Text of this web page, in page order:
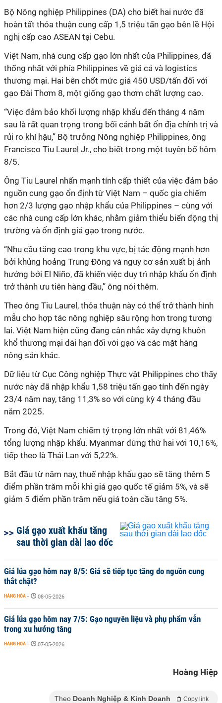
Bộ Nông nghiệp Philippines (DA) cho biết hai nước đã
hoàn tất thỏa thuận cung cấp 1,5 triệu tấn gạo bên lề Hội
nghị cấp cao ASEAN tại Cebu.
Việt Nam, nhà cung cấp gạo lớn nhất của Philippines, đã
thống nhất với phía Philippines về giá cả và logistics
thương mại. Hai bên chốt mức giá 450 USD/tấn đối với
gạo Đài Thơm 8, một giống gạo thơm chất lượng cao.
“Việc đảm bảo khối lượng nhập khẩu đến tháng 4 năm
sau là rất quan trọng trong bối cảnh bất ổn địa chính trị và
rủi ro khí hậu,” Bộ trưởng Nông nghiệp Philippines, ông
Francisco Tiu Laurel Jr., cho biết trong một tuyên bố hôm
8/5.
Ông Tiu Laurel nhấn mạnh tính cấp thiết của việc đảm bảo
nguồn cung gạo ổn định từ Việt Nam – quốc gia chiếm
hơn 2/3 lượng gạo nhập khẩu của Philippines – cùng với
các nhà cung cấp lớn khác, nhằm giảm thiểu biến động thị
trường và ổn định giá gạo trong nước.
“Nhu cầu tăng cao trong khu vực, bị tác động mạnh hơn
bởi khủng hoảng Trung Đông và nguy cơ sản xuất bị ảnh
hưởng bởi El Niño, đã khiến việc duy trì nhập khẩu ổn định
trở thành ưu tiên hàng đầu,” ông nói thêm.
Theo ông Tiu Laurel, thỏa thuận này có thể trở thành hình
mẫu cho hợp tác nông nghiệp sâu rộng hơn trong tương
lai. Việt Nam hiện cũng đang cân nhắc xây dựng khuôn
khổ thương mại dài hạn đối với gạo và các mặt hàng
nông sản khác.
Dữ liệu từ Cục Công nghiệp Thực vật Philippines cho thấy
nước này đã nhập khẩu 1,58 triệu tấn gạo tính đến ngày
23/4 năm nay, tăng 11,3% so với cùng kỳ 4 tháng đầu
năm 2025.
Trong đó, Việt Nam chiếm tỷ trọng lớn nhất với 81,46%
tổng lượng nhập khẩu. Myanmar đứng thứ hai với 10,16%,
tiếp theo là Thái Lan với 5,22%.
Bắt đầu từ năm nay, thuế nhập khẩu gạo sẽ tăng thêm 5
điểm phần trăm mỗi khi giá gạo quốc tế giảm 5%, và sẽ
giảm 5 điểm phần trăm nếu giá toàn cầu tăng 5%.
Giá gạo xuất khẩu tăng
sau thời gian dài lao dốc
Giá lúa gạo hôm nay 8/5: Giá sẽ tiếp tục tăng do nguồn cung
thắt chặt?
HÀNG HÓA - 08-05-2026
Giá lúa gạo hôm nay 7/5: Gạo nguyên liệu và phụ phẩm vẫn
trong xu hướng tăng
HÀNG HÓA - 07-05-2026
Hoàng Hiệp
Theo Doanh Nghiệp & Kinh Doanh Copy link